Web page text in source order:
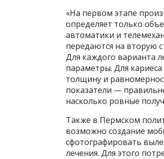
«На первом этапе
определяет только
автоматики и
передаются на вторую
Для каждого варианта
параметры. Для
толщину и
показатели —
насколько ровные
Также в Пермском
возможно создание
сфотографировать
лечения. Для этого